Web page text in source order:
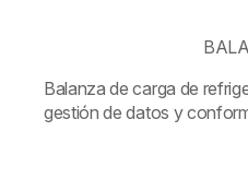
Balanza de carga de
gestión de datos y